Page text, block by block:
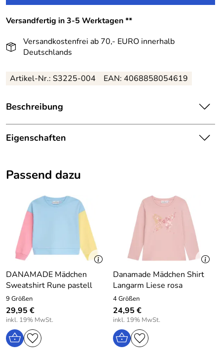
Versandfertig in 3-5 Werktagen **
Versandkostenfrei ab 70,- EURO innerhalb
Deutschlands
Artikel-Nr.: S3225-004 EAN: 4068858054619
Beschreibung
Danamade Mädchen Kinder Rock bestickt Cataleya rosa:
Ein Mädchenrock mit besticktem Tüll-Oberrock.
Er verfügt über einen breiten, bequemen Gummizugbund.
Der Kinderrock ist gekräuselt.
Kombinieren Sie dazu Shirts, Sweat-Shirts, Pullover und
Cardigans.
Danamade Mädchen Kinder Rock bestickt Cataleya rosa
Material: 100% Polyester
Pflege: Waschbar bei 30 Grad
Hersteller: daniac GmbH, Randersackerer Straße 62,
97072 Würzburg, Germany, email: contact@danamade.de
Eigenschaften
Farbe:
Rosa
Passend dazu
DANAMADE Mädchen
Sweatshirt Rune pastell
9 Größen
29,95 €
inkl. 19% MwSt.
Danamade Mädchen Shirt
Langarm Liese rosa
4 Größen
24,95 €
inkl. 19% MwSt.